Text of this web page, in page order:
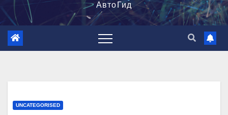
АвтоГид
UNCATEGORISED